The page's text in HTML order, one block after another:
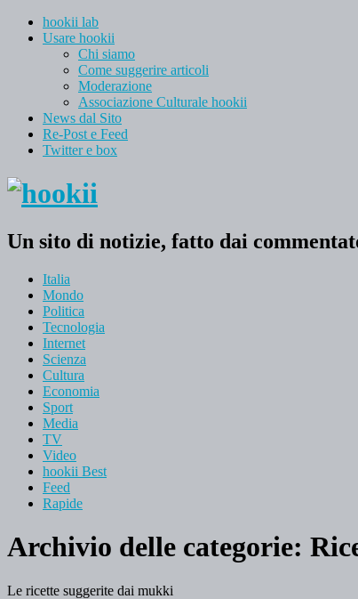
hookii lab
Usare hookii
Chi siamo
Come suggerire articoli
Moderazione
Associazione Culturale hookii
News dal Sito
Re-Post e Feed
Twitter e box
Un sito di notizie, fatto dai
Italia
Mondo
Politica
Tecnologia
Internet
Scienza
Cultura
Economia
Sport
Media
TV
Video
hookii Best
Feed
Rapide
Archivio delle categorie:
Le ricette suggerite dai mukki